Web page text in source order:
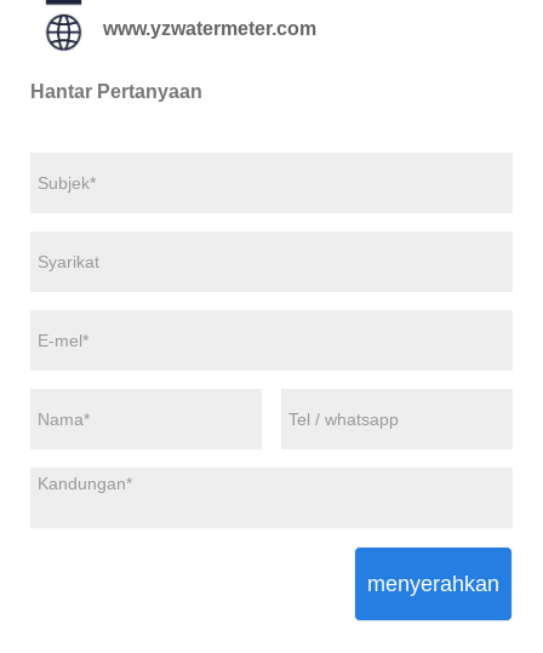
www.yzwatermeter.com
Hantar Pertanyaan
menyerahkan